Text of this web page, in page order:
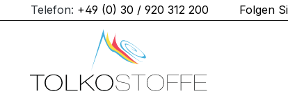
Hauptinhalt springen
Zur Suche springen
Zur Hauptnavigation springen
Telefon: +49 (0) 30 / 920 312 200 Folgen